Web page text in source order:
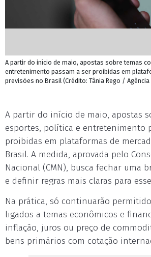
A partir do início de maio, apostas sobre temas
entretenimento passam a ser proibidas em
previsões no Brasil (Crédito: Tânia Rego /
A partir do início de maio, apostas
esportes, política e entretenimento
proibidas em plataformas de
Brasil. A medida, aprovada pelo
Nacional (CMN), busca fechar uma
e definir regras mais claras para
Na prática, só continuarão
ligados a temas econômicos e
inflação, juros ou preço de
bens primários com cotação